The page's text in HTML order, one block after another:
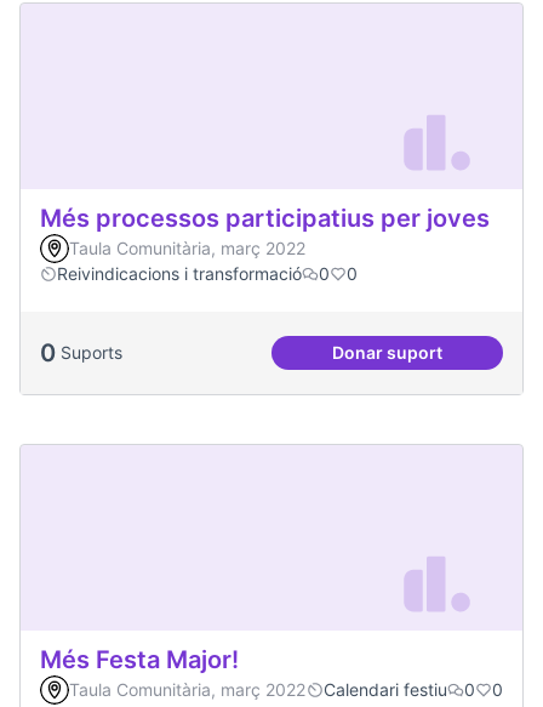
Més processos participatius per joves
Taula Comunitària, març 2022
Reivindicacions i transformació
0 0
0 Suports Donar suportMés processos
Més Festa Major!
Taula Comunitària, març 2022 Calendari festiu 0 0